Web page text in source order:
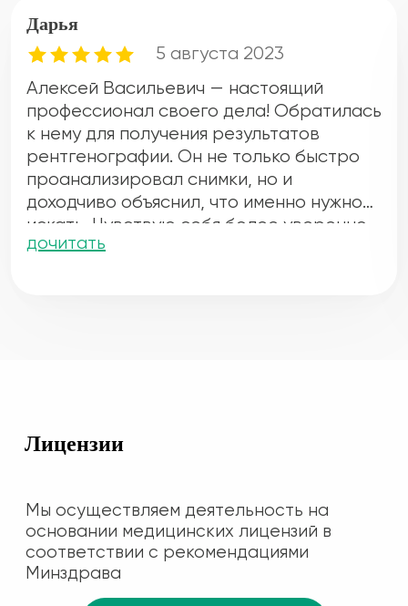
Дарья
5 августа 2023
Алексей Васильевич — настоящий
профессионал своего дела! Обратилась
к нему для получения результатов
рентгенографии. Он не только быстро
проанализировал снимки, но и
доходчиво объяснил, что именно нужно
искать. Чувствую себя более уверенно
после его рекомендаций. Большое
дочитать
Лицензии
Мы осуществляем деятельность на
основании медицинских лицензий в
соответствии с рекомендациями
Минздрава